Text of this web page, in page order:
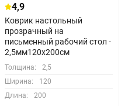
4,9
Коврик настольный
прозрачный на
письменный рабочий стол -
2,5мм120x200см
Толщина:
2,5
Ширина:
120
Длина:
200